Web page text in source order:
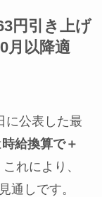
円引き上げ
月以降適
に公表した最
時給換算で＋
れにより、
通しです。